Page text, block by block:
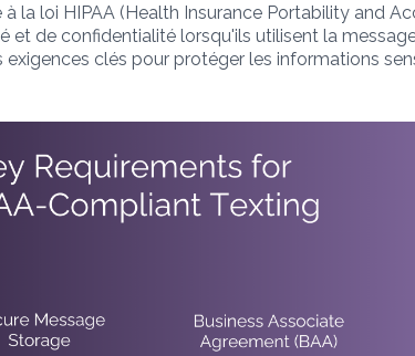
la loi HIPAA (Health Insurance Portability and
de confidentialité lorsqu'ils utilisent la
clés pour protéger les informations